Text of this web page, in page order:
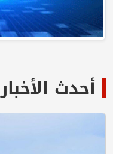
أحدث الأخبار